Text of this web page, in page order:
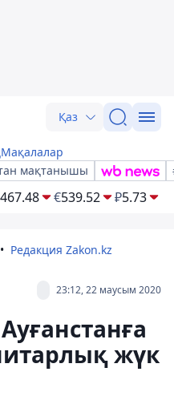
Қаз
Мақалалар
мақтанышы
467.48 €539.52 ₽5.73
Редакция Zakon.kz
23:12, 22 маусым 2020
жүк